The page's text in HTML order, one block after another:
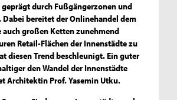
durch Fußgängerzonen und
Dabei bereitet der Onlinehandel dem
auch großen Ketten zunehmend
Retail-Flächen der Innenstädte zu
diesen Trend beschleunigt. Ein guter
den Wandel der Innenstädte
Architektin Prof. Yasemin Utku.